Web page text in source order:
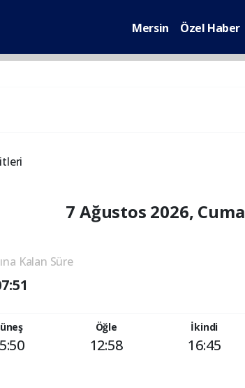
Mersin Özel Haber
7 Ağustos 2026, Cuma
Kalan Süre
Öğle
12:58
İkindi
16:45